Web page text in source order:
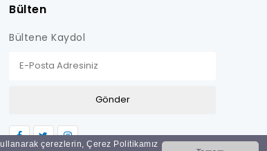
çerezlerin, Çerez Politikamız
Bülten
Bültene Kaydol